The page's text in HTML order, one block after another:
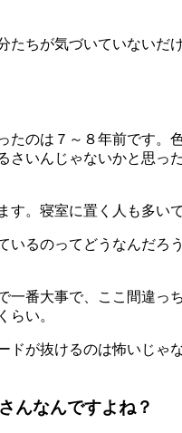
たちが気づいていないだ
たのは７ ～８年前です。
いんじゃないかと思った
。寝室に置く人も多いで
いるのってどうなんだろ
一番大事で、ここ間違っ
らい。
ドが抜けるのは怖いじゃ
んなんですよね？